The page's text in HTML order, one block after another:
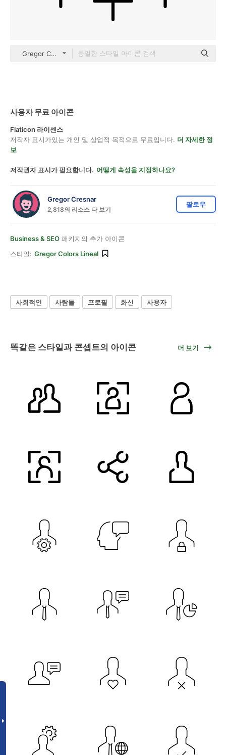
Gregor Colors Lineal
사용자 무료 아이콘
Flaticon 라이센스
저작자 표시가있는 개인 및 상업적 목적으로 무료입니다. 더 자세한 정
보
저작권자 표시가 필요합니다. 어떻게 속성을 지정하나요?
Gregor Cresnar
2,818의 리소스 다 보기
팔로우
Business & SEO 패키지의 추가 아이콘
스타일: Gregor Colors Lineal
사회적인 사람들 프로필 화신 사용자
똑같은 스타일과 콘셉트의 아이콘 더 보기